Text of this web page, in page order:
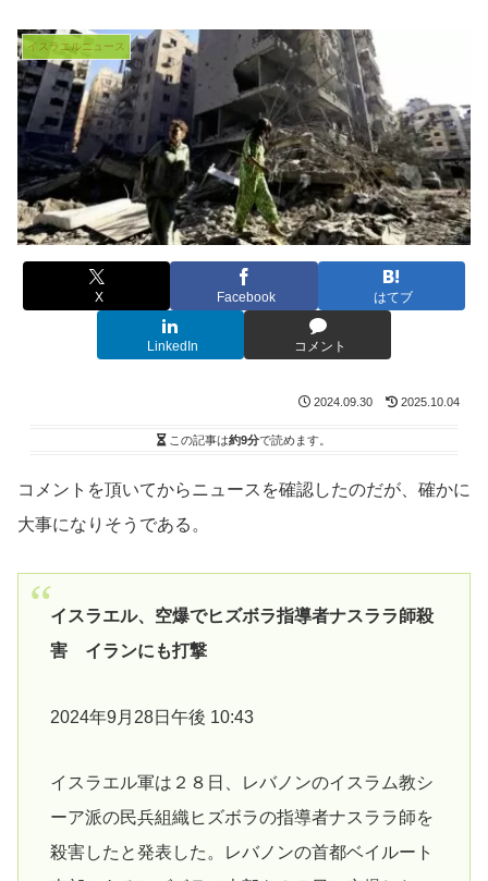
イスラエルニュース
X Facebook はてブ
LinkedIn コメント
2024.09.30 2025.10.04
この記事は約9分で読めます。
コメントを頂いてからニュースを確認したのだが、確かに
大事になりそうである。
イスラエル、空爆でヒズボラ指導者ナスララ師殺
害 イランにも打撃
2024年9月28日午後 10:43
イスラエル軍は２８日、レバノンのイスラム教シ
ーア派の民兵組織ヒズボラの指導者ナスララ師を
殺害したと発表した。レバノンの首都ベイルート